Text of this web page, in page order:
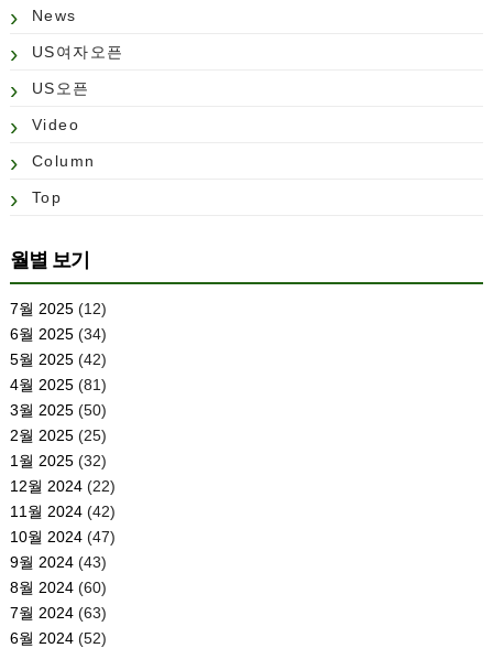
News
US여자오픈
US오픈
Video
Column
Top
월별 보기
7월 2025(12)
6월 2025(34)
5월 2025(42)
4월 2025(81)
3월 2025(50)
2월 2025(25)
1월 2025(32)
12월 2024(22)
11월 2024(42)
10월 2024(47)
9월 2024(43)
8월 2024(60)
7월 2024(63)
6월 2024(52)